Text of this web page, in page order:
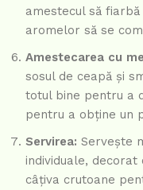
amestecul să
aromelor să se
Amestecarea cu
sosul de ceapă și
totul bine pentru a
pentru a obține un
Servirea: Servește
individuale,
câțiva crutoane